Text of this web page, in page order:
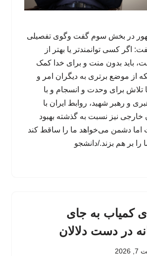
در بخش سوم گفت وگوی تفصیلی
اگر کسی توانمندتر یا بهتر از
باید بدون منت و برای خدا کمک
از موضع برتری به دیگران امر و
تلاش برای وحدت و انسجام و با
و رهبر شهید، روابط ایران با
خارجی نیز نسبت به گذشته بهبود
اما دشمن می‌خواهد ما را ساقط کند
را بر هم بزند./دانشجو
کمیاب به جای
در دست دلالان